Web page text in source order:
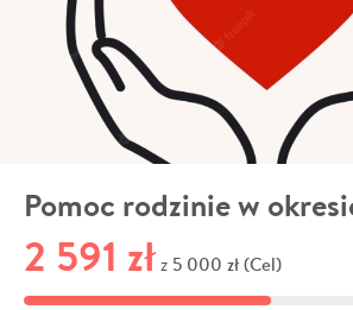
Pomoc rodzinie w
2 591 zł z 5 000 zł (Cel)